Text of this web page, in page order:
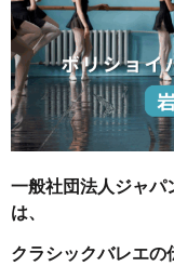
一般社団法人ジャパ
は、
クラシックバレエ